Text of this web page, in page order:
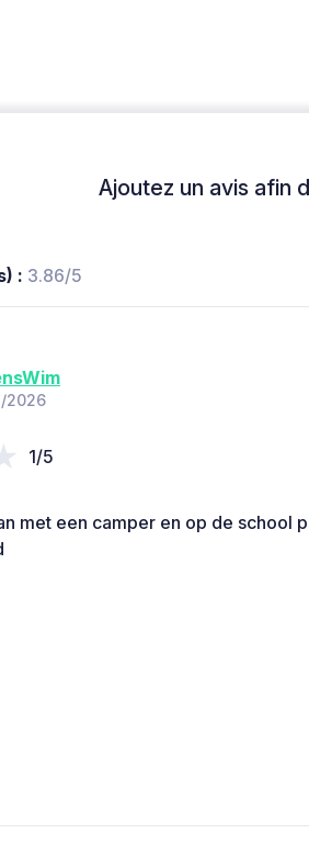
Ajoutez un avis afin
: 3.86/5
2026
1/5
met een camper en op de school